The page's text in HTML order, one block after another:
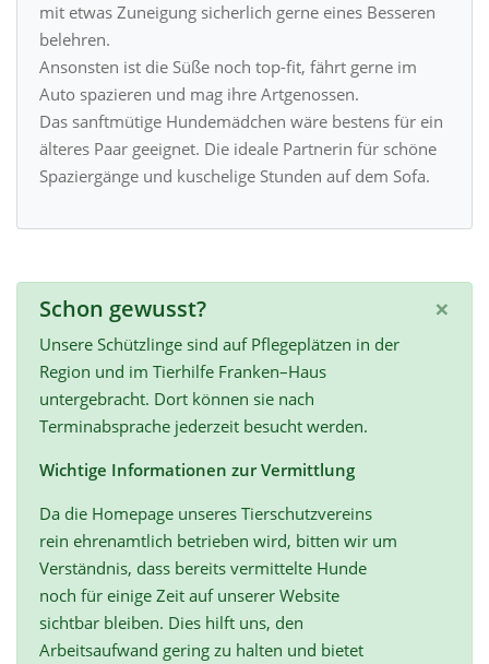
mit etwas Zuneigung sicherlich gerne eines Besseren
belehren.
Ansonsten ist die Süße noch top-fit, fährt gerne im
Auto spazieren und mag ihre Artgenossen.
Das sanftmütige Hundemädchen wäre bestens für ein
älteres Paar geeignet. Die ideale Partnerin für schöne
Spaziergänge und kuschelige Stunden auf dem Sofa.
×
Schon gewusst?
Unsere Schützlinge sind auf Pflegeplätzen in der
Region und im Tierhilfe Franken–Haus
untergebracht. Dort können sie nach
Terminabsprache jederzeit besucht werden.
Wichtige Informationen zur Vermittlung
Da die Homepage unseres Tierschutzvereins
rein ehrenamtlich betrieben wird, bitten wir um
Verständnis, dass bereits vermittelte Hunde
noch für einige Zeit auf unserer Website
sichtbar bleiben. Dies hilft uns, den
Arbeitsaufwand gering zu halten und bietet